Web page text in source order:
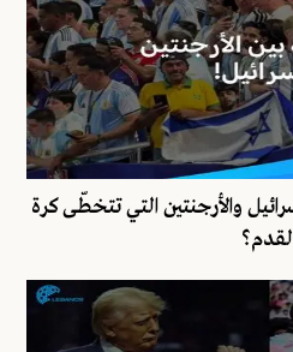
والأرجنتين التي تتخطّى كرة